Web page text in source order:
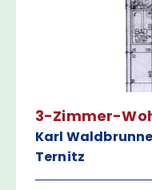
3-Zimmer-
Karl
Ternitz